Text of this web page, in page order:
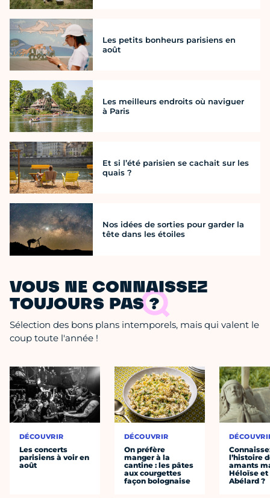
Les petits bonheurs parisiens en
août
Les meilleurs endroits où naviguer
à Paris
Et si l’été parisien se cachait sur les
quais ?
Nos idées de sorties pour garder la
tête dans les étoiles
VOUS NE CONNAISSEZ
TOUJOURS PAS ?
Sélection des bons plans intemporels, mais qui valent le
coup toute l'année !
DÉCOUVRIR
Les concerts
parisiens à voir en
août
DÉCOUVRIR
On préfère
manger à la
cantine : les pâtes
aux courgettes
façon bolognaise
l’histoire
amants
Héloïse et
Abélard ?